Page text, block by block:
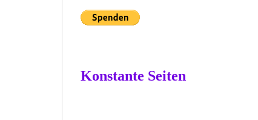
Konstante Seiten